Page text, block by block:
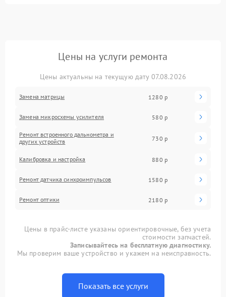
Цены на услуги ремонта
Цены актуальны на текущую дату 07.08.2026
Замена матрицы 1280 р
Замена микросхемы усилителя 580 р
Ремонт встроенного дальнометра и
других устройств
730 р
Калибровка и настройка 880 р
Ремонт датчика синхроимпульсов 1580 р
Ремонт оптики 2180 р
Цены в прайс-листе указаны ориентировочные, без учета
стоимости запчастей.
Записывайтесь на бесплатную диагностику.
Мы проверим ваше устройство и укажем на неисправность.
Показать все услуги